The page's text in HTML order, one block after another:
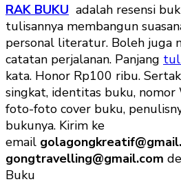
RAK BUKU adalah resensi
tulisannya membangun
personal literatur. Boleh juga
catatan perjalanan. Panjang
kata. Honor Rp100 ribu.
singkat, identitas buku, nomor
foto-foto cover buku,
bukunya. Kirim ke
email
gongtravelling@gmail.com
Buku